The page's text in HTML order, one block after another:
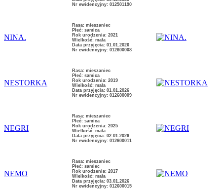
Nr ewidencyjny: 012501190
NINA.
Rasa: mieszaniec
Płeć: samica
Rok urodzenia: 2021
Wielkość: mała
Data przyjęcia: 01.01.2026
Nr ewidencyjny: 012600008
NESTORKA
Rasa: mieszaniec
Płeć: samica
Rok urodzenia: 2019
Wielkość: mała
Data przyjęcia: 01.01.2026
Nr ewidencyjny: 012600009
NEGRI
Rasa: mieszaniec
Płeć: samica
Rok urodzenia: 2025
Wielkość: mała
Data przyjęcia: 02.01.2026
Nr ewidencyjny: 012600011
NEMO
Rasa: mieszaniec
Płeć: samiec
Rok urodzenia: 2017
Wielkość: mała
Data przyjęcia: 03.01.2026
Nr ewidencyjny: 012600015